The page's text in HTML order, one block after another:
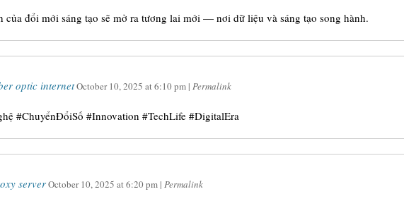
của đổi mới sáng tạo sẽ mở ra tương lai mới — nơi dữ liệu và sáng tạo song hành.
optic internetOctober 10, 2025 at6:10 pm | Permalink
#ChuyểnĐổiSố #Innovation #TechLife #DigitalEra
serverOctober 10, 2025 at6:20 pm | Permalink